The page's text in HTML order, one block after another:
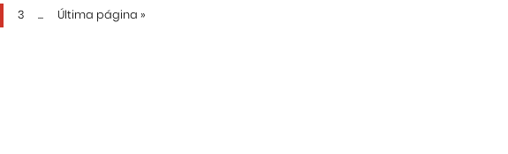
3 ... Última página »